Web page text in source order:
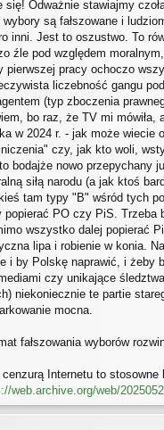
się! Odważnie stawiajmy
wybory są fałszowane i
inni. Jest to oszustwo. To
źle pod względem
pierwszej pracy ochoczo
liczebność gangu
(typ zboczenia
bo raz, że TV mi
w 2024 r. - jak może wiecie
czy, jak kto woli,
bodajże nowo
siłą narodu (a jak ktoś
tam typy "B" wśród tych
popierać PO czy PiS. Trzeba
wszystko dalej popierać
lipa i robienie w konia.
i by Polskę naprawić, i żeby
czy unikające
niekoniecznie te partie
mocna.
fałszowania wyborów
Internetu to stosowne
web.archive.org/web/